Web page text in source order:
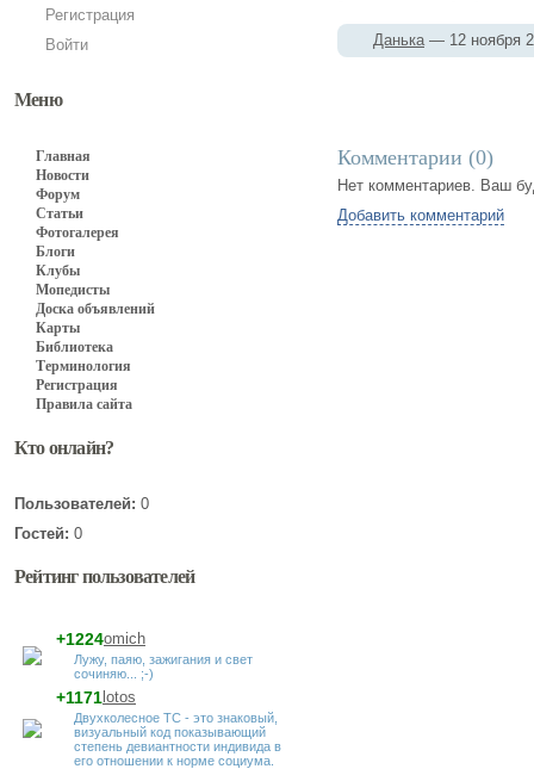
Регистрация
Войти
Меню
Главная
Новости
Форум
Статьи
Фотогалерея
Блоги
Клубы
Мопедисты
Доска объявлений
Карты
Библиотека
Терминология
Регистрация
Правила сайта
Кто онлайн?
Пользователей: 0
Гостей: 0
Рейтинг пользователей
omich
+1224
Лужу, паяю, зажигания и свет
сочиняю... ;-)
lotos
+1171
Двухколесное ТС - это знаковый,
визуальный код показывающий
степень девиантности индивида в
его отношении к норме социума.
Данька— 12 ноября
Комментарии (0)
Нет комментариев. Ваш
Добавить комментарий